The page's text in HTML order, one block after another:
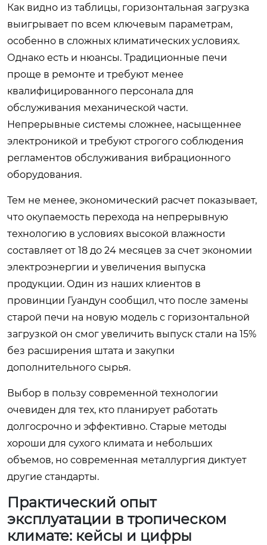
Как видно из таблицы, горизонтальная загрузка
выигрывает по всем ключевым параметрам,
особенно в сложных климатических условиях.
Однако есть и нюансы. Традиционные печи
проще в ремонте и требуют менее
квалифицированного персонала для
обслуживания механической части.
Непрерывные системы сложнее, насыщеннее
электроникой и требуют строгого соблюдения
регламентов обслуживания вибрационного
оборудования.
Тем не менее, экономический расчет показывает,
что окупаемость перехода на непрерывную
технологию в условиях высокой влажности
составляет от 18 до 24 месяцев за счет экономии
электроэнергии и увеличения выпуска
продукции. Один из наших клиентов в
провинции Гуандун сообщил, что после замены
старой печи на новую модель с горизонтальной
загрузкой он смог увеличить выпуск стали на 15%
без расширения штата и закупки
дополнительного сырья.
Выбор в пользу современной технологии
очевиден для тех, кто планирует работать
долгосрочно и эффективно. Старые методы
хороши для сухого климата и небольших
объемов, но современная металлургия диктует
другие стандарты.
Практический опыт
эксплуатации в тропическом
климате: кейсы и цифры